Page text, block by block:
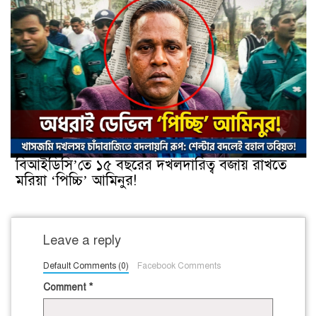
বিআইডিসি’তে ১৫ বছরের দখলদারিত্ব বজায় রাখতে
মরিয়া ‘পিচ্চি’ আমিনুর!
Leave a reply
Default Comments (0) Facebook Comments
Comment *